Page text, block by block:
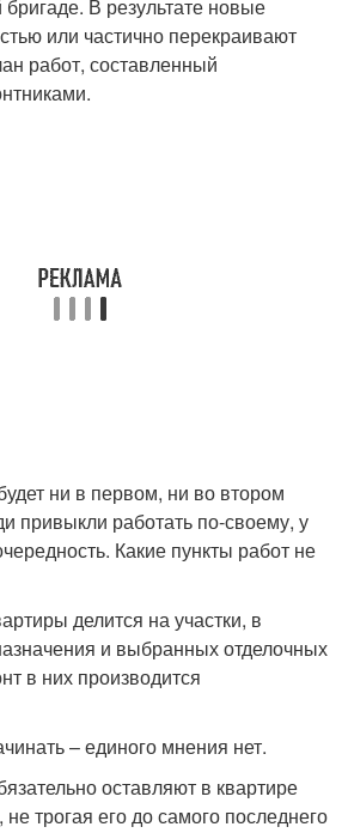
бригаде. В результате новые
или частично перекраивают
работ, составленный
ни в первом, ни во втором
привыкли работать по-своему, у
Какие пункты работ не
делится на участки, в
и выбранных отделочных
в них производится
– единого мнения нет.
оставляют в квартире
трогая его до самого последнего